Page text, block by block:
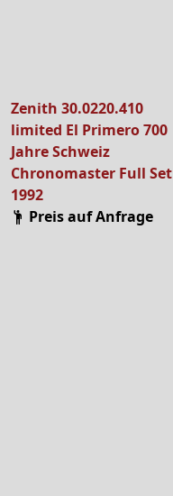
Zenith 30.0220.410
limited El Primero 700
Jahre Schweiz
Chronomaster Full Set
1992
Preis auf Anfrage